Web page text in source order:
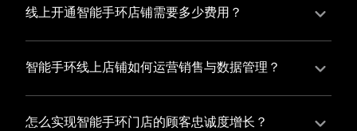
客户流失问题，通过有赞微商城、有赞小程序商城搭建
升复购率，实现业绩增长！
线上开通智能手环店铺需要多少费用？
选择有赞新零售，您可以开通智能手环店铺，快速搭建
属于您的有赞微商城，我们为您提供有赞微商城、有赞
与您共同打造独具特色的品牌，携手共创辉煌事业！
智能手环线上店铺如何运营销售与数据管理？
有赞新零售旗下的有赞微商城、有赞私域运营和有赞小
程序商城，为您的线上店铺提供一站式解决方案，从运
怎么实现智能手环门店的顾客忠诚度增长？